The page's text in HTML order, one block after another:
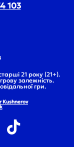
103
21 року (21+).
залежність.
гри.
Kushnerov